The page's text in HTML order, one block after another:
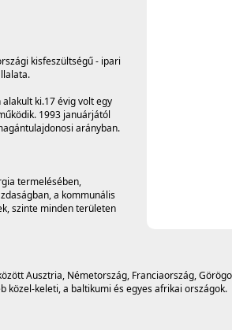
kisfeszültségű - ipari
ki.17 évig volt egy
1993 januárjától
arányban.
termelésében,
a kommunális
szinte minden területen
Ausztria, Németország, Franciaország,
közel-keleti, a baltikumi és egyes afrikai országok.